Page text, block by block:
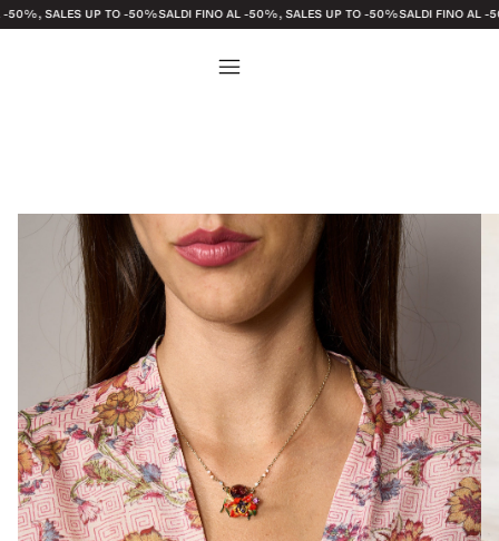
UP TO -50%SALDI FINO AL -50%, SALES UP TO -50%SALDI FINO AL -50%,